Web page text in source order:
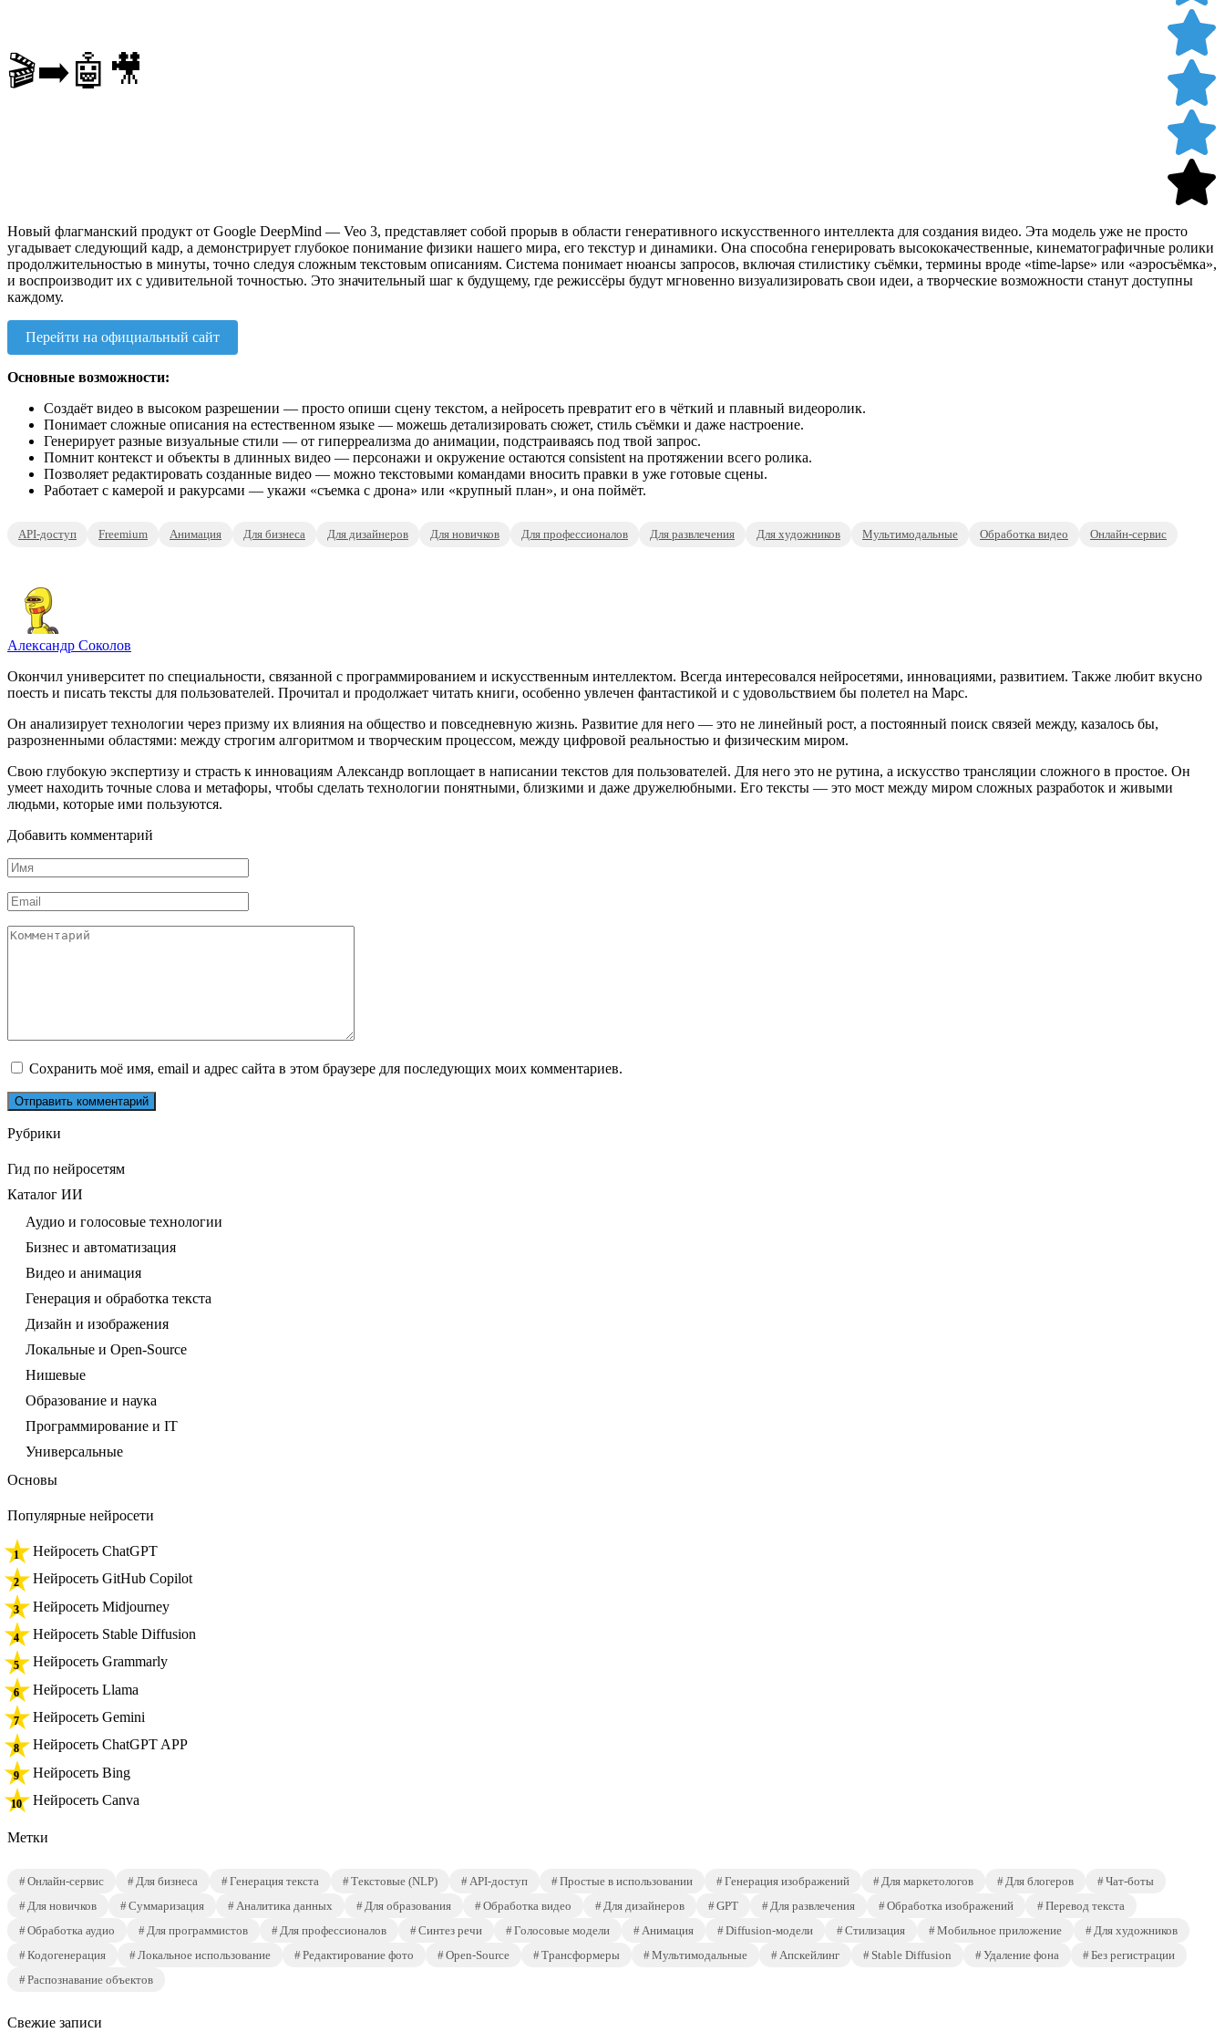
🎬➡️🤖🎥
Новый флагманский продукт от Google DeepMind — Veo 3, представляет собой прорыв в области генеративного искусственного интеллекта для создания видео. Эта модель уже не просто
угадывает следующий кадр, а демонстрирует глубокое понимание физики нашего мира, его текстур и динамики. Она способна генерировать высококачественные, кинематографичные ролики
продолжительностью в минуты, точно следуя сложным текстовым описаниям. Система понимает нюансы запросов, включая стилистику съёмки, термины вроде «time-lapse» или «аэросъёмка»,
и воспроизводит их с удивительной точностью. Это значительный шаг к будущему, где режиссёры будут мгновенно визуализировать свои идеи, а творческие возможности станут доступны
каждому.
Перейти на официальный сайт
Основные возможности:
Создаёт видео в высоком разрешении — просто опиши сцену текстом, а нейросеть превратит его в чёткий и плавный видеоролик.
Понимает сложные описания на естественном языке — можешь детализировать сюжет, стиль съёмки и даже настроение.
Генерирует разные визуальные стили — от гиперреализма до анимации, подстраиваясь под твой запрос.
Помнит контекст и объекты в длинных видео — персонажи и окружение остаются consistent на протяжении всего ролика.
Позволяет редактировать созданные видео — можно текстовыми командами вносить правки в уже готовые сцены.
Работает с камерой и ракурсами — укажи «съемка с дрона» или «крупный план», и она поймёт.
API-доступ Freemium Анимация Для бизнеса Для дизайнеров Для новичков Для профессионалов Для развлечения Для художников Мультимодальные Обработка видео Онлайн-сервис
Александр Соколов
Окончил университет по специальности, связанной с программированием и искусственным интеллектом. Всегда интересовался нейросетями, инновациями, развитием. Также любит вкусно
поесть и писать тексты для пользователей. Прочитал и продолжает читать книги, особенно увлечен фантастикой и с удовольствием бы полетел на Марс.
Он анализирует технологии через призму их влияния на общество и повседневную жизнь. Развитие для него — это не линейный рост, а постоянный поиск связей между, казалось бы,
разрозненными областями: между строгим алгоритмом и творческим процессом, между цифровой реальностью и физическим миром.
Свою глубокую экспертизу и страсть к инновациям Александр воплощает в написании текстов для пользователей. Для него это не рутина, а искусство трансляции сложного в простое. Он
умеет находить точные слова и метафоры, чтобы сделать технологии понятными, близкими и даже дружелюбными. Его тексты — это мост между миром сложных разработок и живыми
людьми, которые ими пользуются.
Добавить комментарий
Имя
*
Email
*
Комментарий
Сохранить моё имя, email и адрес сайта в этом браузере для последующих моих комментариев.
Рубрики
Гид по нейросетям
Каталог ИИ
Аудио и голосовые технологии
Бизнес и автоматизация
Видео и анимация
Генерация и обработка текста
Дизайн и изображения
Локальные и Open-Source
Нишевые
Образование и наука
Программирование и IT
Универсальные
Основы
Популярные нейросети
Нейросеть ChatGPT
Нейросеть GitHub Copilot
Нейросеть Midjourney
Нейросеть Stable Diffusion
Нейросеть Grammarly
Нейросеть Llama
Нейросеть Gemini
Нейросеть ChatGPT APP
Нейросеть Bing
Нейросеть Canva
Метки
Онлайн-сервис Для бизнеса Генерация текста Текстовые (NLP) API-доступ Простые в использовании Генерация изображений Для маркетологов Для блогеров
Чат-боты
Для новичков
Суммаризация Аналитика данных Для образования Обработка видео Для дизайнеров GPT Для развлечения Обработка изображений
Перевод текста
Обработка аудио
Для программистов Для профессионалов Синтез речи Голосовые модели Анимация Diffusion-модели Стилизация Мобильное приложение
Для художников
Кодогенерация
Локальное использование Редактирование фото Open-Source Трансформеры Мультимодальные Апскейлинг Stable Diffusion Удаление фона
Без регистрации
Распознавание объектов
Свежие записи